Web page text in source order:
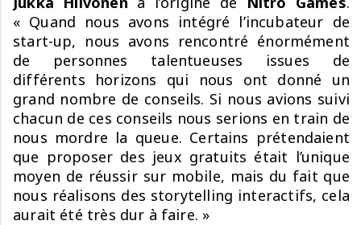
« Quand nous avons intégré l’incubateur de
start-up, nous avons rencontré énormément
de personnes talentueuses issues de
différents horizons qui nous ont donné un
grand nombre de conseils. Si nous avions suivi
chacun de ces conseils nous serions en train de
nous mordre la queue. Certains prétendaient
que proposer des jeux gratuits était l’unique
moyen de réussir sur mobile, mais du fait que
nous réalisons des storytelling interactifs, cela
aurait été très dur à faire. »